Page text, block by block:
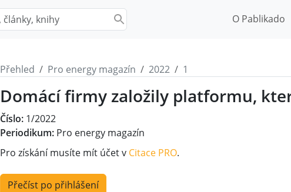
O Pablikado
Přehled Pro energy magazín 2022 1
Domácí firmy založily platformu,
Číslo: 1/2022
Periodikum: Pro energy magazín
Pro získání musíte mít účet v Citace PRO.
Přečíst po přihlášení